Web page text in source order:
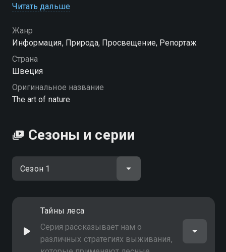
дизайна. Как природа вдохновляет людей на новые
Посмотреть онлайн 1 сезон сериала Изобретения
природы вы можете совершенно бесплатно в
хорошем HD качестве на Смотрёшке
Читать дальше
Жанр
Информация, Природа, Просвещение, Репортаж
Страна
Швеция
Оригинальное название
The art of nature
Сезоны и серии
Тайны леса
Серия рассказывает нам о
различных стратегиях выживания,